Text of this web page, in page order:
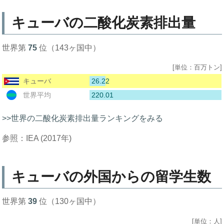
キューバの二酸化炭素排出量
世界第75 位（143ヶ国中）
[単位：百万トン]
キューバ
26.22
世界平均
220.01
>>世界の二酸化炭素排出量ランキングをみる
参照：IEA (2017年)
キューバの外国からの留学生数
世界第39 位（130ヶ国中）
[単位：人]